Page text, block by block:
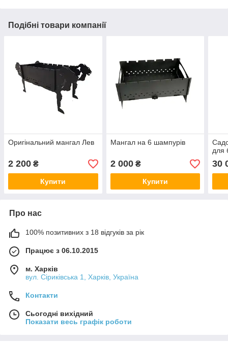
Подібні товари компанії
Оригінальний мангал Лев
2 200 ₴
Купити
Мангал на 6 шампурів
2 000₴
Купити
для
30
Про нас
100% позитивних з 18 відгуків за рік
Працює з 06.10.2015
м. Харків
вул. Сіриківська 1, Харків, Україна
Контакти
Сьогодні вихідний
Показати весь графік роботи